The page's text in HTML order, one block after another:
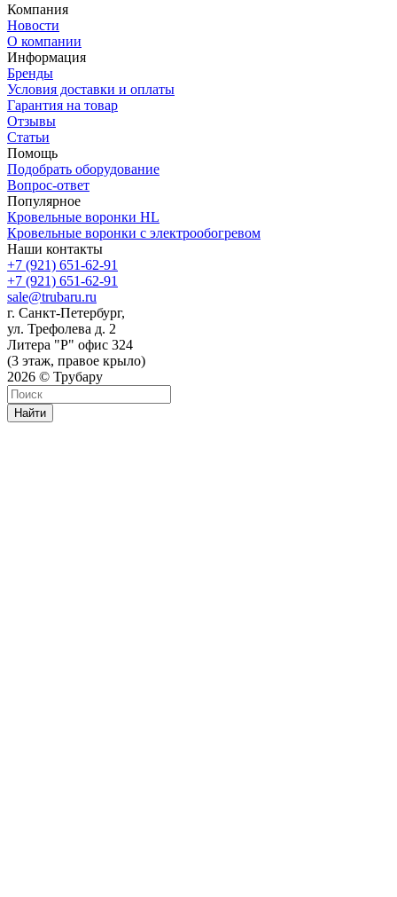
Компания
Новости
О компании
Информация
Бренды
Условия доставки и оплаты
Гарантия на товар
Отзывы
Статьи
Помощь
Подобрать оборудование
Вопрос-ответ
Популярное
Кровельные воронки HL
Кровельные воронки с электрообогревом
Наши контакты
+7 (921) 651-62-91
+7 (921) 651-62-91
sale@trubaru.ru
г. Санкт-Петербург,
ул. Трефолева д. 2
Литера "Р" офис 324
(3 этаж, правое крыло)
2026 © Трубару
Найти